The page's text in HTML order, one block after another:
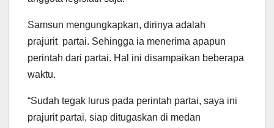
Samsun mengungkapkan, dirinya adalah
prajurit partai. Sehingga ia menerima apapun
perintah dari partai. Hal ini disampaikan beberapa
waktu.
“Sudah tegak lurus pada perintah partai, saya ini
prajurit partai, siap ditugaskan di medan